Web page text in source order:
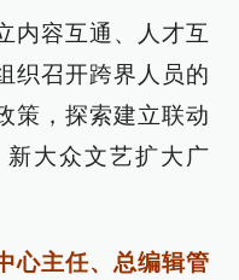
内容互通、人才互
织召开跨界人员的
策，探索建立联动
大众文艺扩大广
心主任、总编辑管